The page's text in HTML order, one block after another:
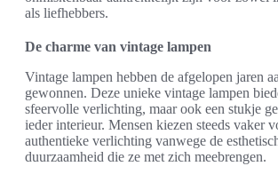
als liefhebbers.
De charme van vintage lampen
Vintage lampen hebben de afgelopen jaren
gewonnen. Deze unieke vintage lampen
sfeervolle verlichting, maar ook een stukje
ieder interieur. Mensen kiezen steeds vaker
authentieke verlichting vanwege de
duurzaamheid die ze met zich meebrengen.